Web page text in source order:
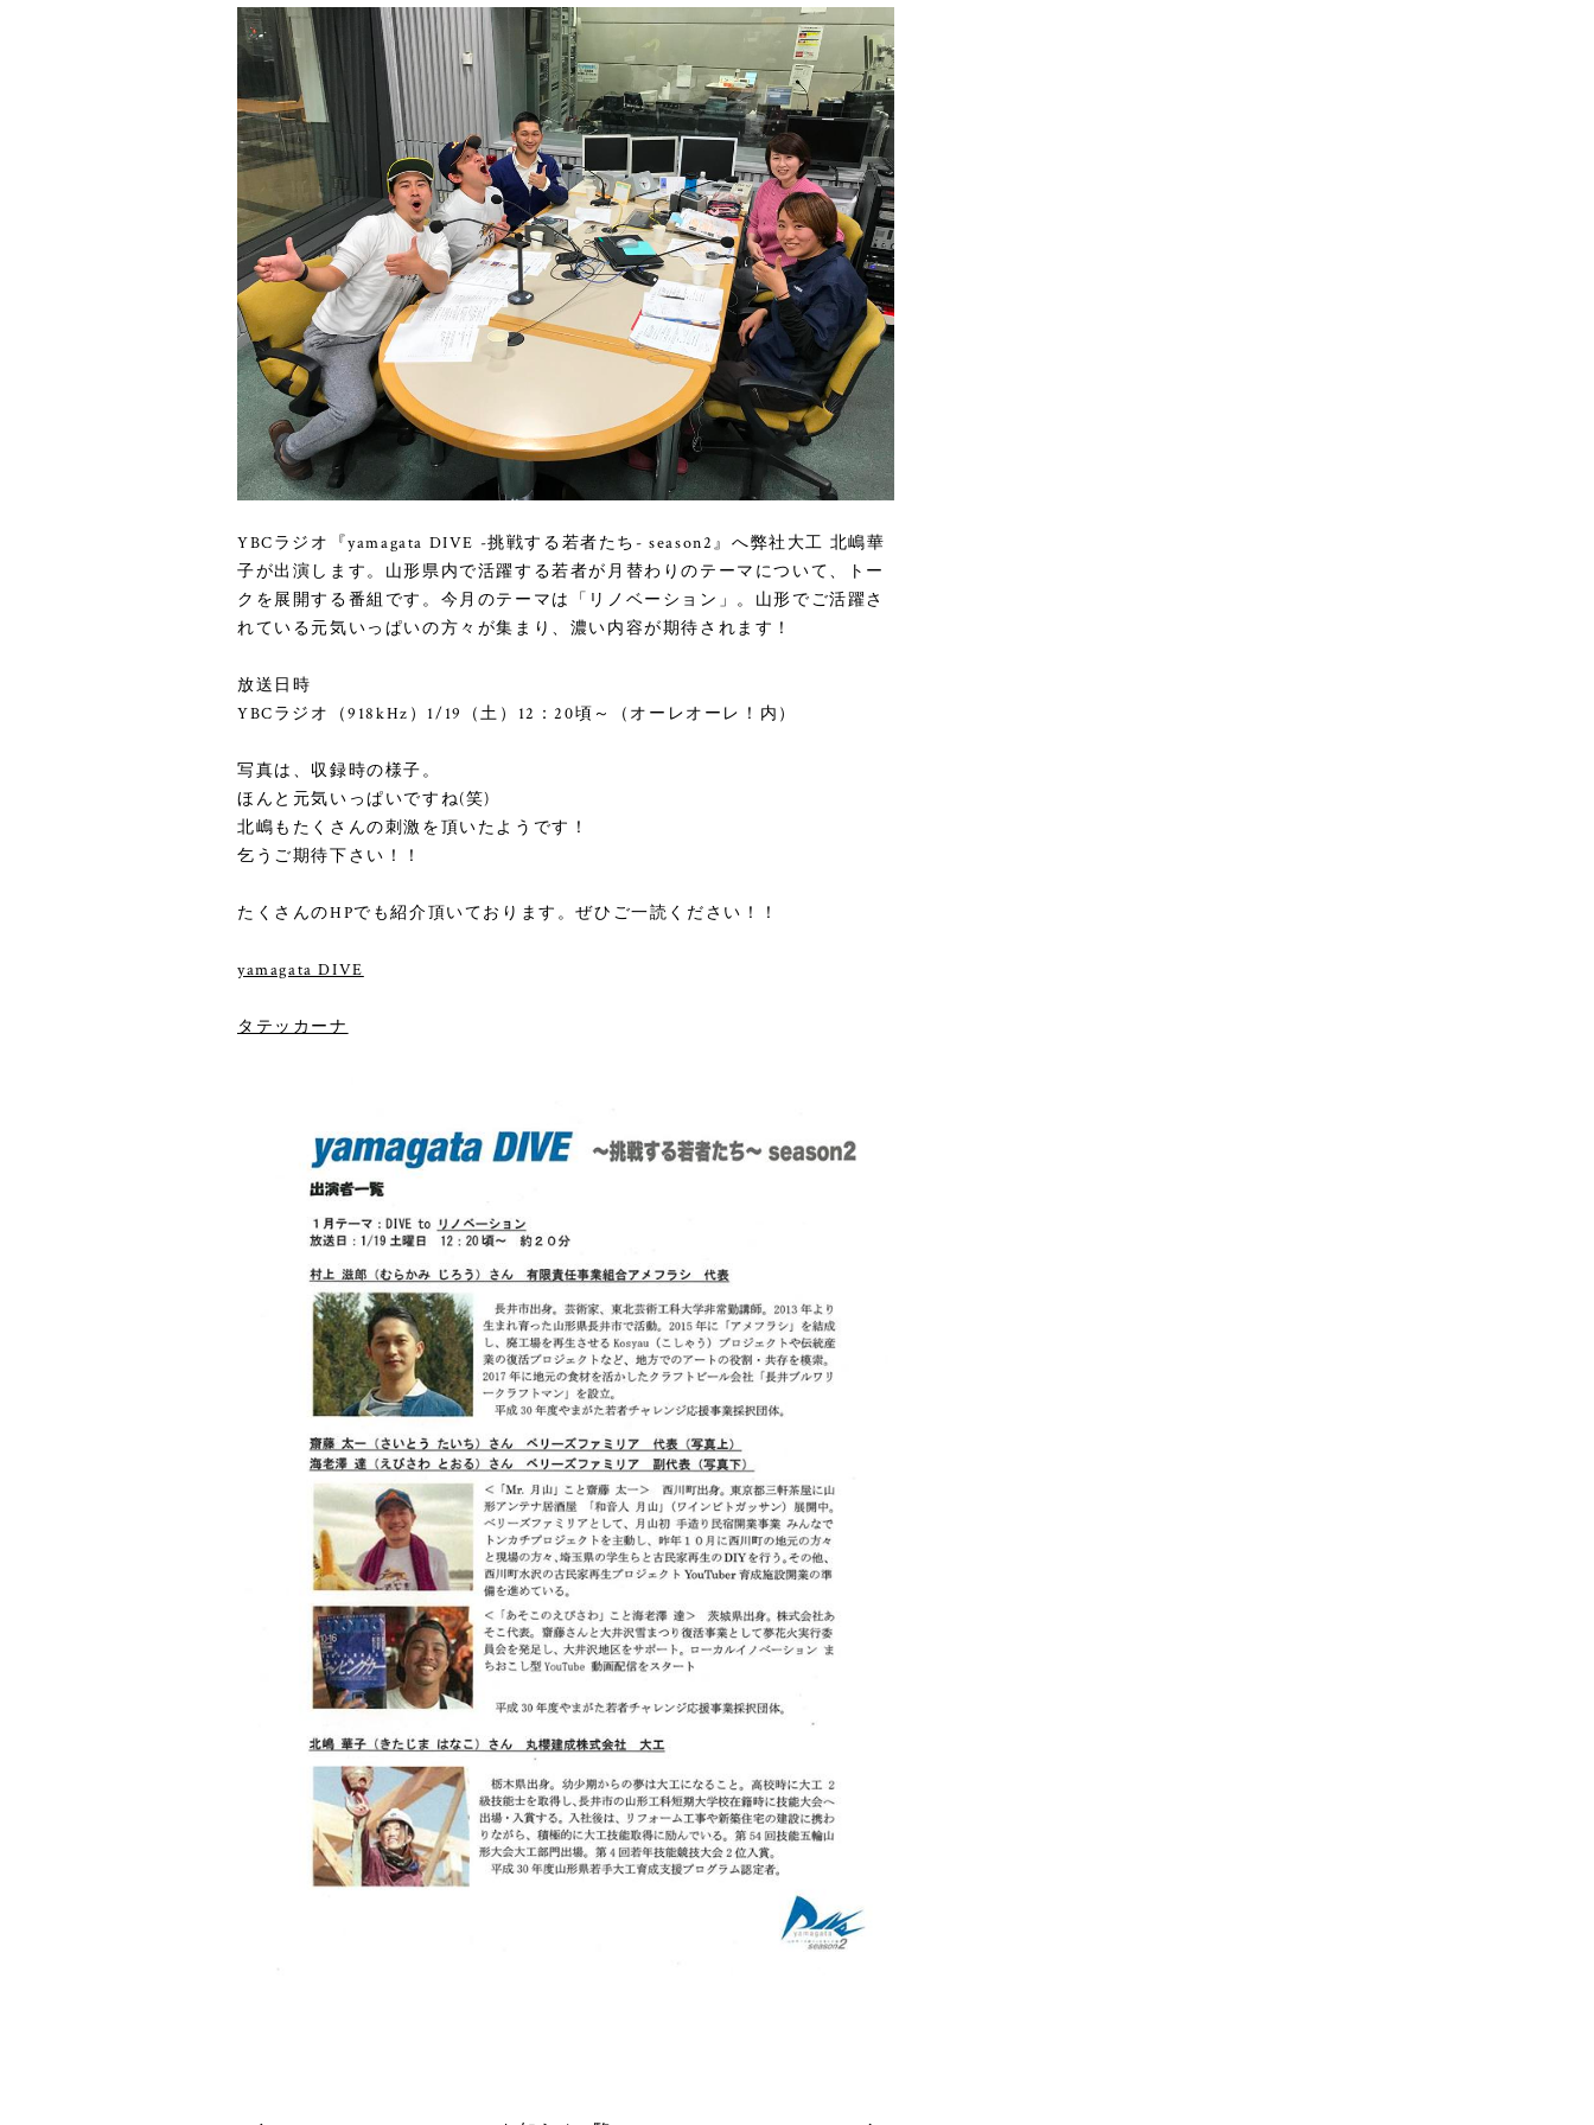
YBCラジオ『yamagata DIVE -挑戦する若者たち- season2』へ弊社大工 北嶋華
子が出演します。山形県内で活躍する若者が月替わりのテーマについて、トー
クを展開する番組です。今月のテーマは「リノベーション」。山形でご活躍さ
れている元気いっぱいの方々が集まり、濃い内容が期待されます！
放送日時
YBCラジオ（918kHz）1/19（土）12：20頃～（オーレオーレ！内）
写真は、収録時の様子。
ほんと元気いっぱいですね(笑)
北嶋もたくさんの刺激を頂いたようです！
乞うご期待下さい！！
たくさんのHPでも紹介頂いております。ぜひご一読ください！！
yamagata DIVE
タテッカーナ